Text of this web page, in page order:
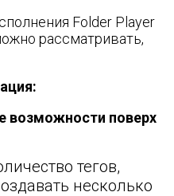
Folder Player
рассматривать,
возможности поверх
тегов,
несколько